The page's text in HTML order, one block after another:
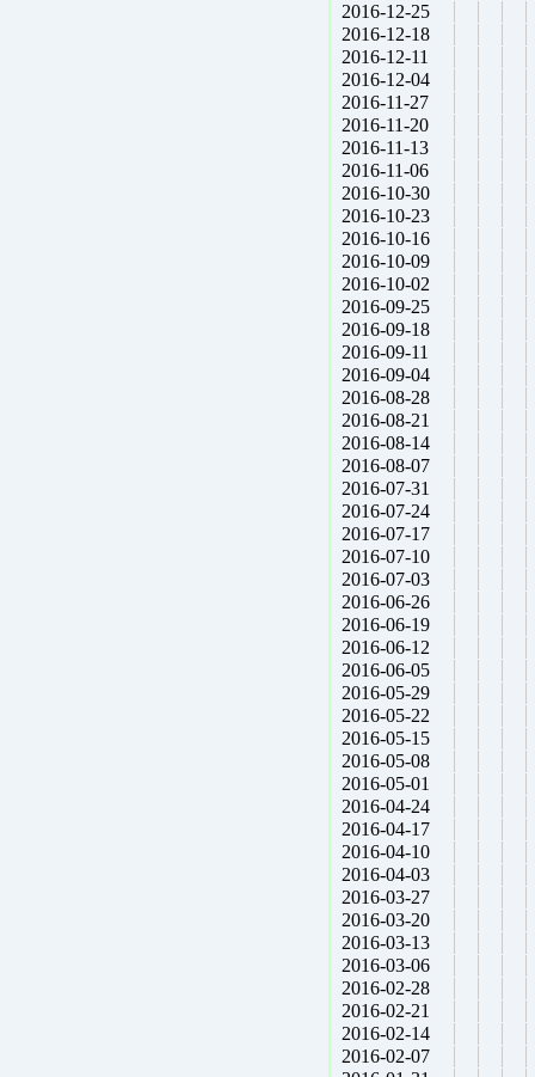
2016-12-25
2016-12-18
2016-12-11
2016-12-04
2016-11-27
2016-11-20
2016-11-13
2016-11-06
2016-10-30
2016-10-23
2016-10-16
2016-10-09
2016-10-02
2016-09-25
2016-09-18
2016-09-11
2016-09-04
2016-08-28
2016-08-21
2016-08-14
2016-08-07
2016-07-31
2016-07-24
2016-07-17
2016-07-10
2016-07-03
2016-06-26
2016-06-19
2016-06-12
2016-06-05
2016-05-29
2016-05-22
2016-05-15
2016-05-08
2016-05-01
2016-04-24
2016-04-17
2016-04-10
2016-04-03
2016-03-27
2016-03-20
2016-03-13
2016-03-06
2016-02-28
2016-02-21
2016-02-14
2016-02-07